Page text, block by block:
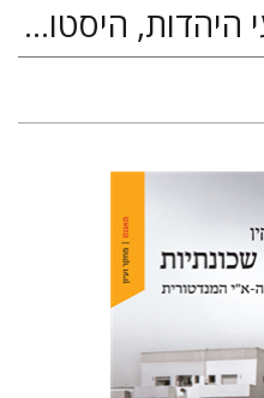
המזרח הקדום, מדעי היהדות, היסטוריה, היסטוריה יהודית